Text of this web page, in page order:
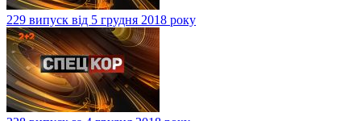
229 випуск від 5 грудня 2018 року